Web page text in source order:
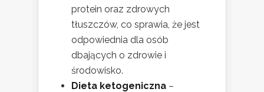
protein oraz zdrowych
tłuszczów, co sprawia, że jest
odpowiednia dla osób
dbających o zdrowie i
środowisko.
Dieta ketogeniczna –